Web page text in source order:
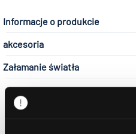
Informacje o produkcie
akcesoria
Załamanie światła